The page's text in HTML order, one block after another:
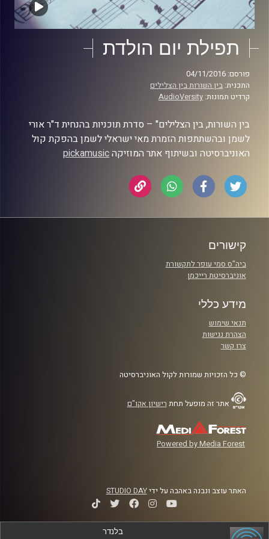
תפילת יום הולדת
פורסם: 04/11/2016
התכנית: בין השורות בין הצלילים
קרדיט תמונות: AudioVersity
בין השורות, בין הצלילים" – סדרת תוכניות בהנחית ד"ר אורי
לשמן ובהשתתפות הזמרת מאי ישראלי לשמן בהפקת קול
האוניברסיטה ובשיתוף אתר המוזיקהpickamusic
קישורים
ביה"ס סמי עופר לתקשורת
אוניברסיטת רייכמן
מידע כללי
תנאי שימוש
הצהרת נגישות
צרו קשר
© כל הזכויות שמורות לקול האוניברסיטה
אתר זה מופעל תחת רישיון אקו"ם
Powered by Media Forest
האתר עוצב ונבנה באהבה על ידיSTUDIO DAY
בלנדר